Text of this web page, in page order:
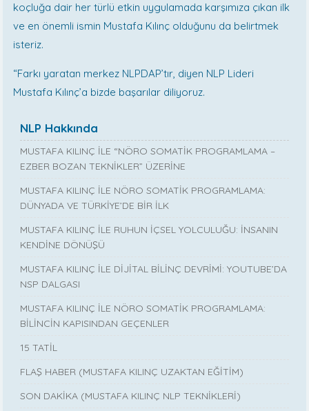
koçluğa dair her türlü etkin uygulamada karşımıza çıkan ilk
ve en önemli ismin Mustafa Kılınç olduğunu da belirtmek
isteriz.
“Farkı yaratan merkez NLPDAP’tır, diyen NLP Lideri
Mustafa Kılınç’a bizde başarılar diliyoruz.
NLP Hakkında
MUSTAFA KILINÇ İLE “NÖRO SOMATİK PROGRAMLAMA –
EZBER BOZAN TEKNİKLER” ÜZERİNE
MUSTAFA KILINÇ İLE NÖRO SOMATİK PROGRAMLAMA:
DÜNYADA VE TÜRKİYE’DE BİR İLK
MUSTAFA KILINÇ İLE RUHUN İÇSEL YOLCULUĞU: İNSANIN
KENDİNE DÖNÜŞÜ
MUSTAFA KILINÇ İLE DİJİTAL BİLİNÇ DEVRİMİ: YOUTUBE’DA
NSP DALGASI
MUSTAFA KILINÇ İLE NÖRO SOMATİK PROGRAMLAMA:
BİLİNCİN KAPISINDAN GEÇENLER
15 TATİL
FLAŞ HABER (MUSTAFA KILINÇ UZAKTAN EĞİTİM)
SON DAKİKA (MUSTAFA KILINÇ NLP TEKNİKLERİ)